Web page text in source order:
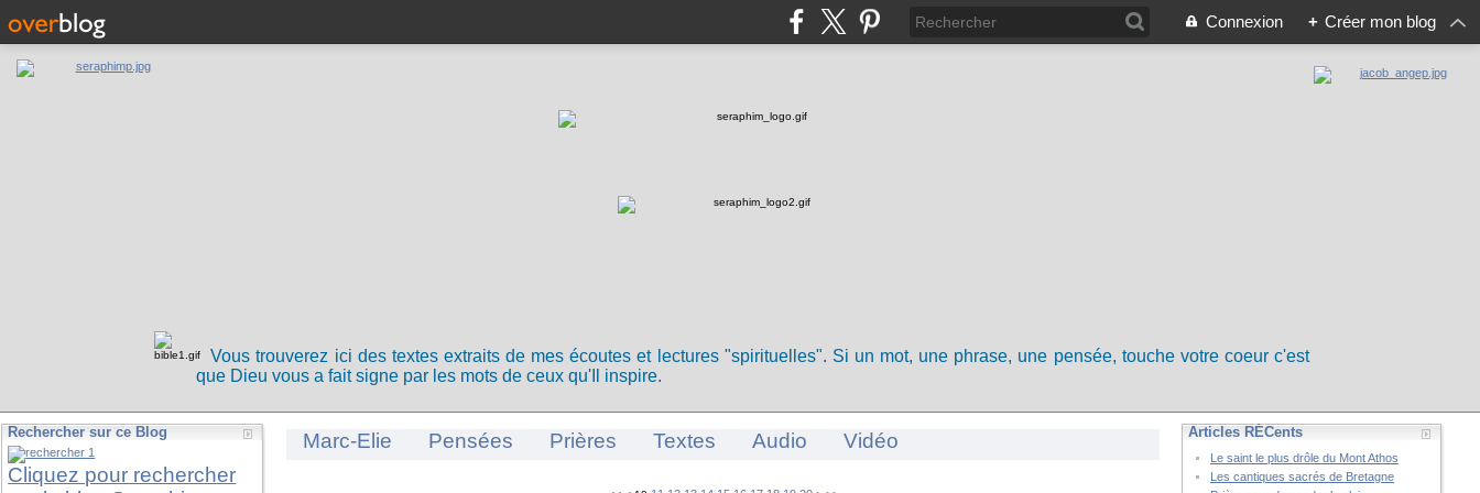
Connexion + Créer mon blog
Vous trouverez ici des textes extraits de mes écoutes et lectures "spirituelles". Si un mot, une phrase, une pensée, touche votre coeur c'est
que Dieu vous a fait signe par les mots de ceux qu'Il inspire.
Rechercher sur ce Blog
Cliquez pour rechercher
Marc-Elie Pensées Prières Textes Audio Vidéo Articles RÉCents
Le saint le plus drôle du Mont Athos
Les cantiques sacrés de Bretagne